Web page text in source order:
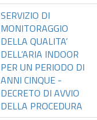
SERVIZIO DI
MONITORAGGIO
DELLA QUALITA’
DELL’ARIA INDOOR
PER UN PERIODO DI
ANNI CINQUE -
DECRETO DI AVVIO
DELLA PROCEDURA